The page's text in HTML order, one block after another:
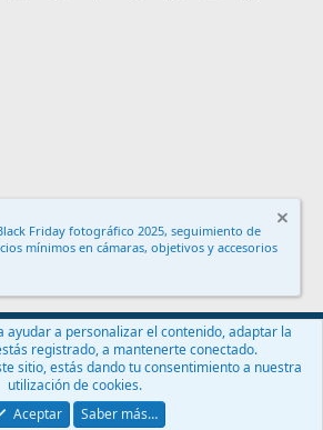
y reglas Política de privacidad
Ayuda
® © 2010-2024 XenForo Ltd.
Friday fotográfico 2025, seguimiento de
mínimos en cámaras, objetivos y accesorios
ayudar a personalizar el contenido, adaptar la
registrado, a mantenerte conectado.
sitio, estás dando tu consentimiento a nuestra
utilización de cookies.
Aceptar
Saber más…